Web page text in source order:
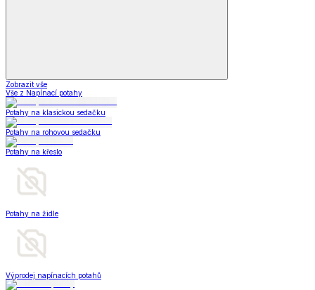
Zobrazit vše
Vše z Napínací potahy
Potahy na klasickou sedačku
Potahy na rohovou sedačku
Potahy na křeslo
Potahy na židle
Výprodej napínacích potahů